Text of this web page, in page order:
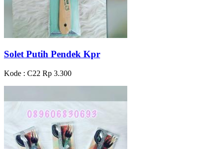
Solet Putih Pendek Kpr
Kode : C22 Rp 3.300